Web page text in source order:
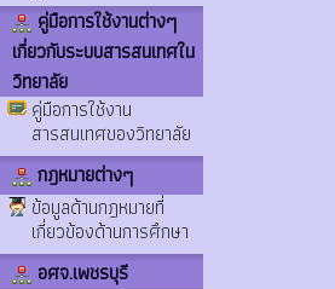
คู่มือการใช้งานต่างๆ
เกี่ยวกับระบบสารสนเทศใน
วิทยาลัย
คู่มือการใช้งาน
สารสนเทศของวิทยาลัย
กฎหมายต่างๆ
ข้อมูลด้านกฎหมายที่
เกี่ยวข้องด้านการศึกษา
อศจ.เพชรบุรี